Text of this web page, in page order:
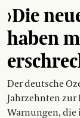
›Die
haben
Der deutsche
Jahrzehnten zur
Warnungen,